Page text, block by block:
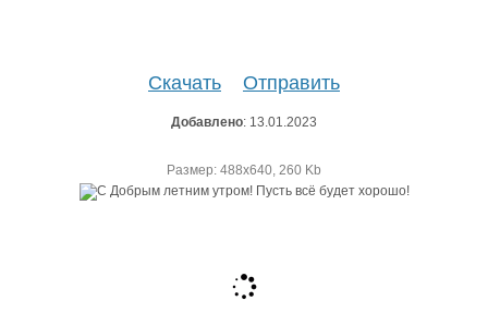
Скачать Отправить
Добавлено: 13.01.2023
Размер: 488х640, 260 Kb